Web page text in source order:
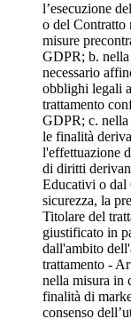
l’esecuzione
o del Contratto
misure
GDPR; b.
necessario
obblighi legali
trattamento
GDPR; c. nella
le finalità
l'effettuazione
di diritti
Educativi o dal
sicurezza, la
Titolare del
giustificato in
dall'ambito
trattamento -
nella misura in
finalità di
consenso